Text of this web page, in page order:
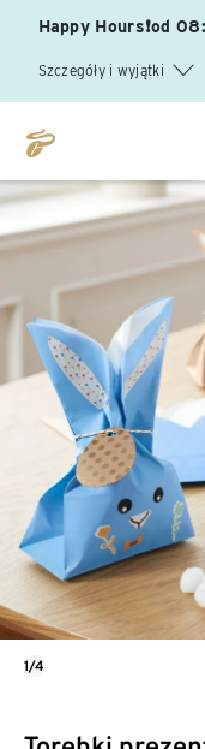
Happy Hours❗od
Szczegóły i wyjątki
1/4